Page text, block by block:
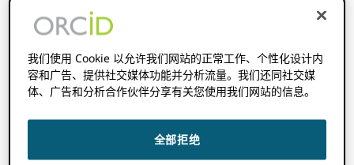
ORCID 是第一个真正可持续的研究组合。 它通
过减少重新输入引文和资助数字所需的工作量来
节省您的时间，并支持整个学术生态系统。 与其
尝试成为所有研究文件的存储库， ORCID 只需
所困扰，您不必成为技术向导，并且您可以控制
自己的隐私——您可以继续处理您关心的事情。
我们使用 Cookie 以允许我们网站的正常工作、个性化设计内
容和广告、提供社交媒体功能并分析流量。我们还同社交媒
体、广告和分析合作伙伴分享有关您使用我们网站的信息。
全部拒绝